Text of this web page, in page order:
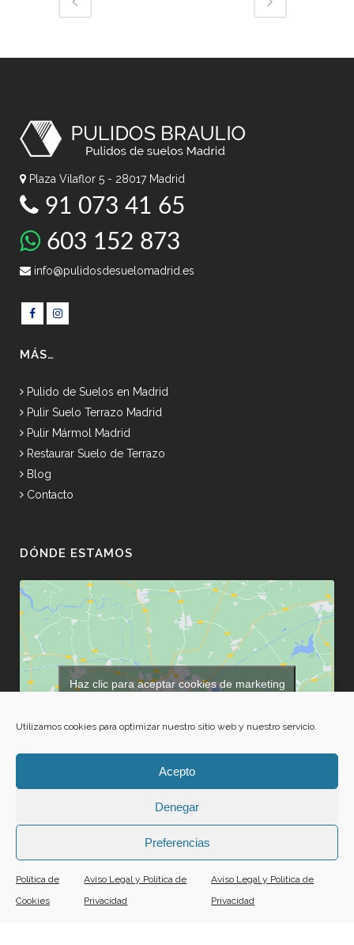
Utilizamos cookies para optimizar nuestro sitio web y nuestro servicio.
Acepto
Denegar
Preferencias
Política de
Cookies
Aviso Legal y Política de
Privacidad
Aviso Legal y Política de
Privacidad
Plaza Vilaflor 5 - 28017 Madrid
91 073 41 65
603 152 873
info@pulidosdesuelomadrid.es
MÁS…
Pulido de Suelos en Madrid
Pulir Suelo Terrazo Madrid
Pulir Mármol Madrid
Restaurar Suelo de Terrazo
Blog
Contacto
DÓNDE ESTAMOS
Haz clic para aceptar cookies de marketing
Copyright © 2024 PULIDOS BRAULIO |Aviso Legal y Política de Privacidad
de Cookies ProvidersWeb
Contacto 91 073 41 65